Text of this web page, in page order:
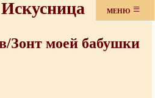
Искусница МЕНЮ ≡
Зонт моей бабушки